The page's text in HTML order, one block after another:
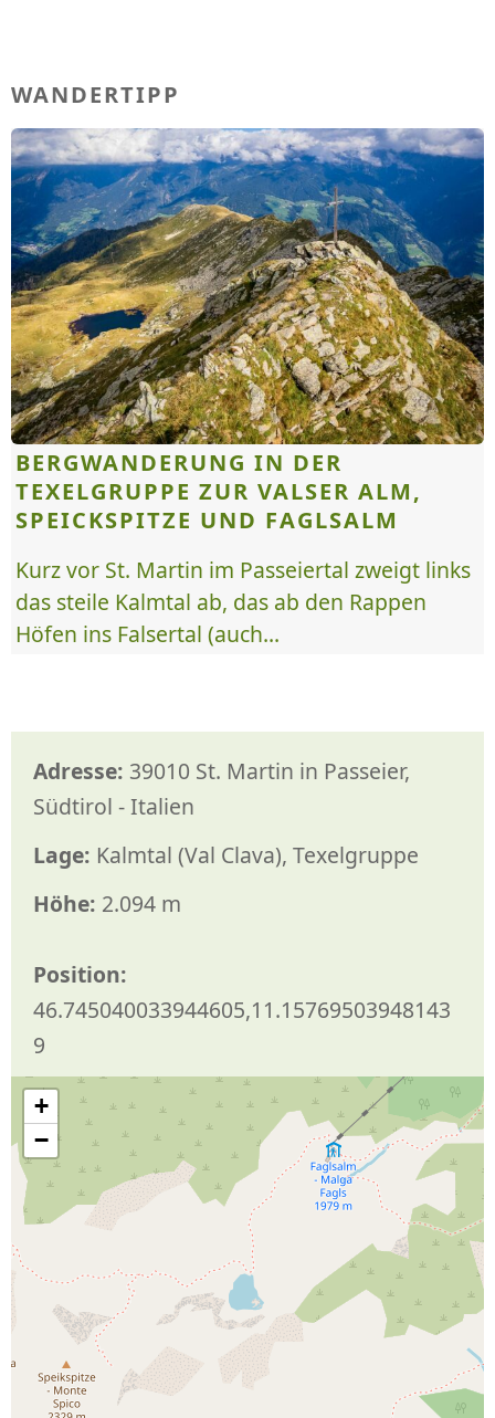
Adresse: 39010 St. Martin in Passeier,
Südtirol - Italien
Lage: Kalmtal (Val Clava), Texelgruppe
Höhe: 2.094 m
Position:
46.745040033944605,11.15769503948143
9
+
−
WANDERTIPP
BERGWANDERUNG IN DER
TEXELGRUPPE ZUR VALSER ALM,
SPEICKSPITZE UND FAGLSALM
Kurz vor St. Martin im Passeiertal zweigt links
das steile Kalmtal ab, das ab den Rappen
Höfen ins Falsertal (auch...